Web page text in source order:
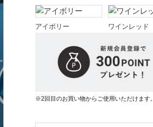
アイボリー ワインレッド
※2回目のお買い物からご使用いただけます。